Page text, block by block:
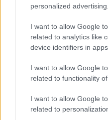
personalized advertising.
I want to allow Google
related to analytics like
device identifiers in apps.
I want to allow Google
related to functionality
I want to allow Google
related to
A Salisbury c’è
800 anni, la
limitazione del
potere assoluto.
occidentali
Daniele Capezzone
16 Marzo 2018, 20:42